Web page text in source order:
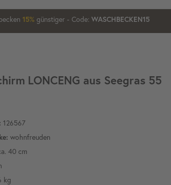
13 12 22
15% günstiger - Code: WASCHBECKEN15
20%
LONCENG aus Seegras 55
126567
wohnfreuden
40 cm
kg